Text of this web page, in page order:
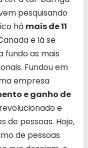
pesquisando
há mais de 11
e lá se
fundo as mais
Fundou em
empresa
e ganho de
e
de pessoas. Hoje,
de pessoas